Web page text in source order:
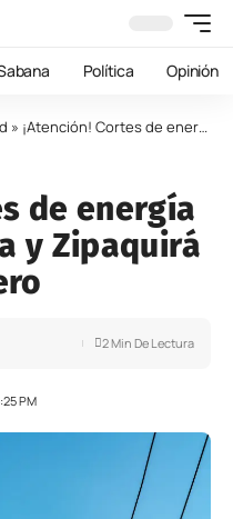
Política Opinión
» ¡Atención! Cortes de energía eléctrica en Chía y Zipaquirá este 13 de febrero
de energía
y Zipaquirá
PM
2 Min De Lectura